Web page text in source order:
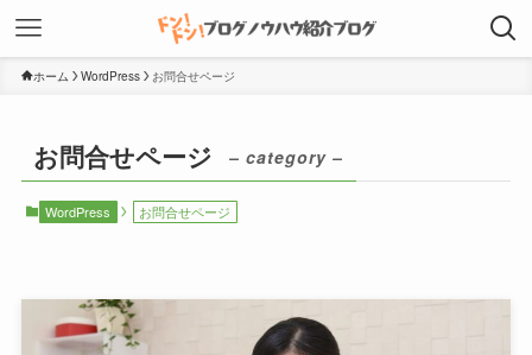
ホーム WordPress お問合せページ
お問合せページ – category –
WordPress お問合せページ